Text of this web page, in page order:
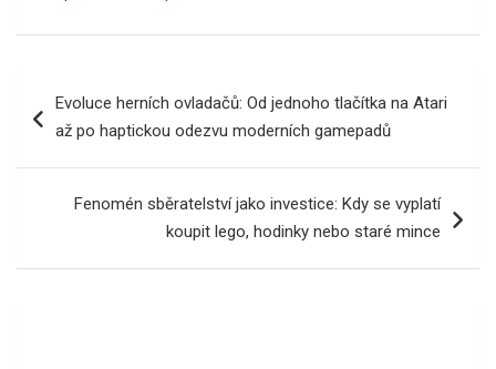
proEvoluce herních ovladačů: Od jednoho tlačítka na Atari
až po haptickou odezvu moderních gamepadů
Fenomén sběratelství jako investice: Kdy se vyplatí
koupit lego, hodinky nebo staré mince